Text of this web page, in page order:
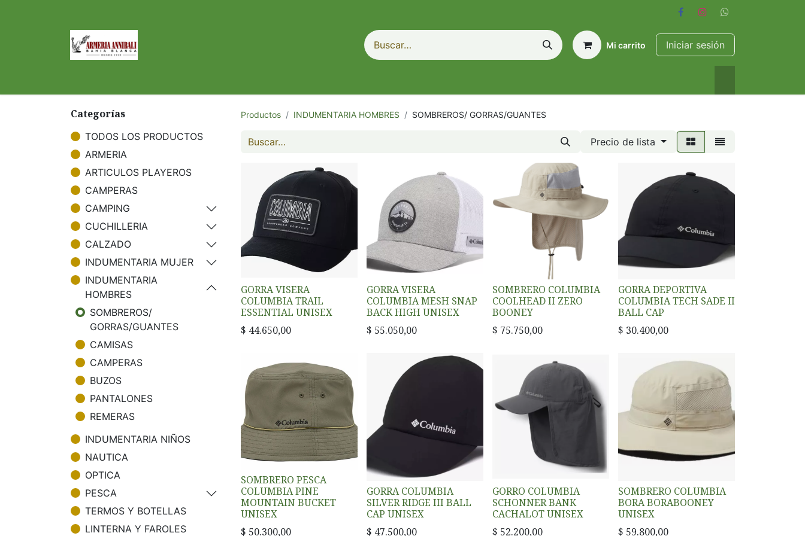
Mi carrito Iniciar sesión
Categorías
TODOS LOS PRODUCTOS
ARMERIA
ARTICULOS PLAYEROS
CAMPERAS
CAMPING
CUCHILLERIA
CALZADO
INDUMENTARIA MUJER
INDUMENTARIA
HOMBRES
SOMBREROS/
GORRAS/GUANTES
CAMISAS
CAMPERAS
BUZOS
PANTALONES
REMERAS
INDUMENTARIA NIÑOS
NAUTICA
OPTICA
PESCA
TERMOS Y BOTELLAS
LINTERNA Y FAROLES
Productos INDUMENTARIA HOMBRES SOMBREROS/ GORRAS/GUANTES
Precio de lista
GORRA VISERA
COLUMBIA TRAIL
ESSENTIAL UNISEX
$ 44.650,00
GORRA VISERA
COLUMBIA MESH SNAP
BACK HIGH UNISEX
$ 55.050,00
SOMBRERO COLUMBIA
COOLHEAD II ZERO
BOONEY
$ 75.750,00
GORRA DEPORTIVA
COLUMBIA TECH SADE II
BALL CAP
$ 30.400,00
SOMBRERO PESCA
COLUMBIA PINE
MOUNTAIN BUCKET
UNISEX
$ 50.300,00
GORRA COLUMBIA
SILVER RIDGE III BALL
CAP UNISEX
$ 47.500,00
GORRO COLUMBIA
SCHONNER BANK
CACHALOT UNISEX
$ 52.200,00
SOMBRERO COLUMBIA
BORA BORABOONEY
UNISEX
$ 59.800,00